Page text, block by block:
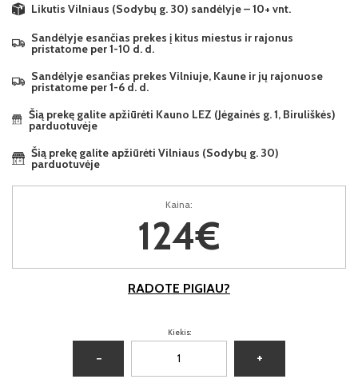
Likutis Vilniaus (Sodybų g. 30) sandėlyje – 10+ vnt.
Sandėlyje esančias prekes į kitus miestus ir rajonus
pristatome per 1-10 d. d.
Sandėlyje esančias prekes Vilniuje, Kaune ir jų rajonuose
pristatome per 1-6 d. d.
Šią prekę galite apžiūrėti Kauno LEZ (Jėgainės g. 1, Biruliškės)
parduotuvėje
Šią prekę galite apžiūrėti Vilniaus (Sodybų g. 30)
parduotuvėje
Kaina:
124€
RADOTE PIGIAU?
Kiekis:
− +